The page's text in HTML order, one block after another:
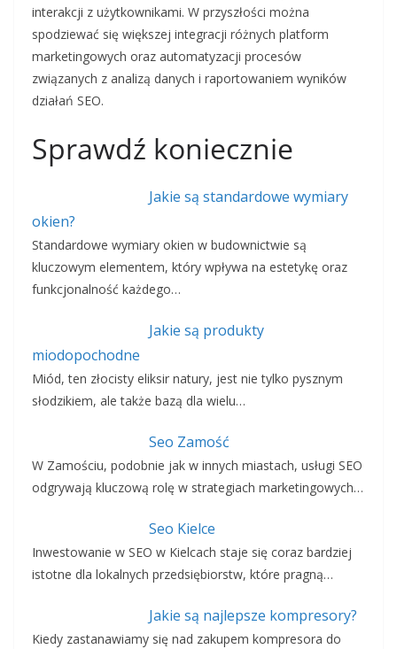
interakcji z użytkownikami. W przyszłości można
spodziewać się większej integracji różnych platform
marketingowych oraz automatyzacji procesów
związanych z analizą danych i raportowaniem wyników
działań SEO.
Sprawdź koniecznie
Jakie są standardowe wymiary
okien?
Standardowe wymiary okien w budownictwie są
kluczowym elementem, który wpływa na estetykę oraz
funkcjonalność każdego…
Jakie są produkty
miodopochodne
Miód, ten złocisty eliksir natury, jest nie tylko pysznym
słodzikiem, ale także bazą dla wielu…
Seo Zamość
W Zamościu, podobnie jak w innych miastach, usługi SEO
odgrywają kluczową rolę w strategiach marketingowych…
Seo Kielce
Inwestowanie w SEO w Kielcach staje się coraz bardziej
istotne dla lokalnych przedsiębiorstw, które pragną…
Jakie są najlepsze kompresory?
Kiedy zastanawiamy się nad zakupem kompresora do